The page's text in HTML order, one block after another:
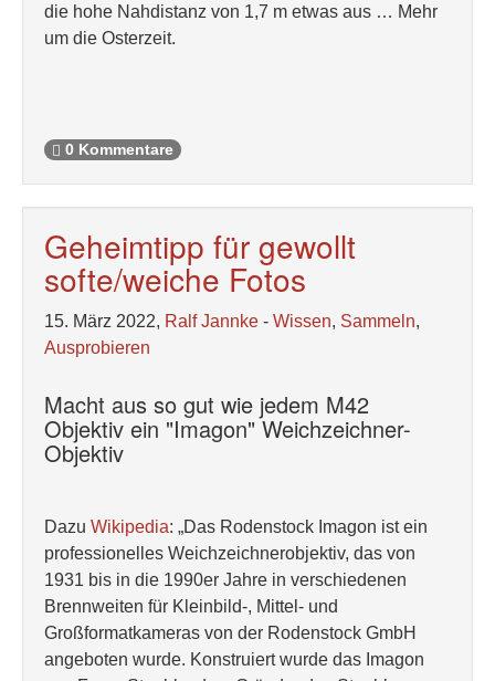
die hohe Nahdistanz von 1,7 m etwas aus … Mehr
um die Osterzeit.
0 Kommentare
Geheimtipp für gewollt
softe/weiche Fotos
15. März 2022, Ralf Jannke - Wissen, Sammeln,
Ausprobieren
Macht aus so gut wie jedem M42
Objektiv ein "Imagon" Weichzeichner-
Objektiv
Dazu Wikipedia: „Das Rodenstock Imagon ist ein
professionelles Weichzeichnerobjektiv, das von
1931 bis in die 1990er Jahre in verschiedenen
Brennweiten für Kleinbild-, Mittel- und
Großformatkameras von der Rodenstock GmbH
angeboten wurde. Konstruiert wurde das Imagon